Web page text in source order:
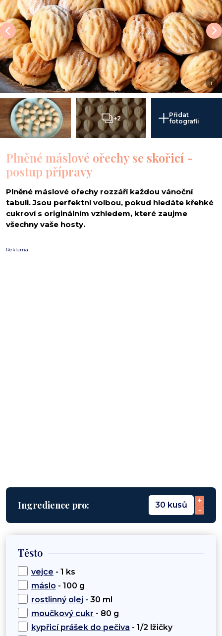
i
+2
Přidat
fotografii
Plněné máslové ořechy se skořicí -
postup přípravy
Plněné máslové ořechy rozzáří každou vánoční
tabuli. Jsou perfektní volbou, pokud hledáte křehké
cukroví s originálním vzhledem, které zaujme
všechny vaše hosty.
Reklama
Ingredience pro: 30 kusů
+
-
Těsto
vejce - 1 ks
máslo - 100 g
rostlinný olej - 30 ml
moučkový cukr - 80 g
kypřicí prášek do pečiva - 1/2 lžičky